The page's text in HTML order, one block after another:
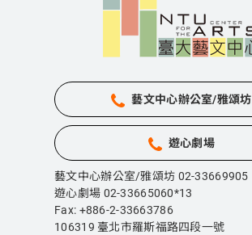
藝文中心辦公室/雅頌坊
遊心劇場
藝文中心辦公室/雅頌坊 02-33669905
遊心劇場 02-33665060*13
Fax: +886-2-33663786
106319 臺北市羅斯福路四段一號